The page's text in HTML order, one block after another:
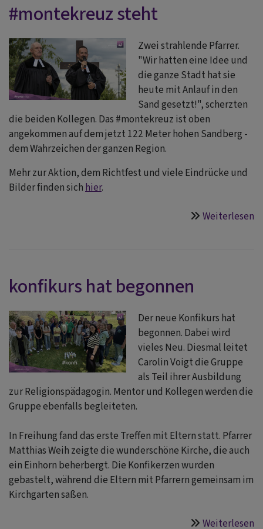
#montekreuz steht
Zwei strahlende Pfarrer.
"Wir hatten eine Idee und
die ganze Stadt hat sie
heute mit Anlauf in den
Sand gesetzt!", scherzten
die beiden Kollegen. Das #montekreuz ist oben
angekommen auf dem jetzt 122 Meter hohen Sandberg -
dem Wahrzeichen der ganzen Region.
Mehr zur Aktion, dem Richtfest und viele Eindrücke und
Bilder finden sich hier.
Weiterlesen
konfikurs hat begonnen
Der neue Konfikurs hat
begonnen. Dabei wird
vieles Neu. Diesmal leitet
Carolin Voigt die Gruppe
als Teil ihrer Ausbildung
zur Religionspädagogin. Mentor und Kollegen werden die
Gruppe ebenfalls begleiteten.
In Freihung fand das erste Treffen mit Eltern statt. Pfarrer
Matthias Weih zeigte die wunderschöne Kirche, die auch
ein Einhorn beherbergt. Die Konfikerzen wurden
gebastelt, während die Eltern mit Pfarrern gemeinsam im
Kirchgarten saßen.
Weiterlesen